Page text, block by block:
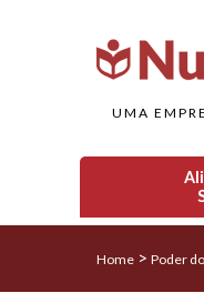
UMA
Home > Poder